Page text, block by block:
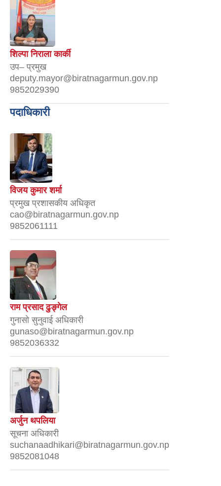
शिल्पा निराला कार्की
उप– प्रमुख
deputy.mayor@biratnagarmun.gov.np
9852029390
पदाधिकारी
विजय कुमार शर्मा
प्रमुख प्रशासकीय अधिकृत
cao@biratnagarmun.gov.np
9852061111
राम प्रसाद ढुङ्गेल
गुनासो सुनुवाई अधिकारी
gunaso@biratnagarmun.gov.np
9852036332
अर्जुन थपलिया
सूचना अधिकारी
suchanaadhikari@biratnagarmun.gov.np
9852081048